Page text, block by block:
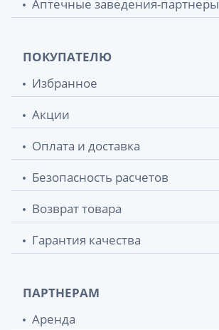
Аптечные заведения-партнеры
ПОКУПАТЕЛЮ
Избранное
Акции
Оплата и доставка
Безопасность расчетов
Возврат товара
Гарантия качества
ПАРТНЕРАМ
Аренда